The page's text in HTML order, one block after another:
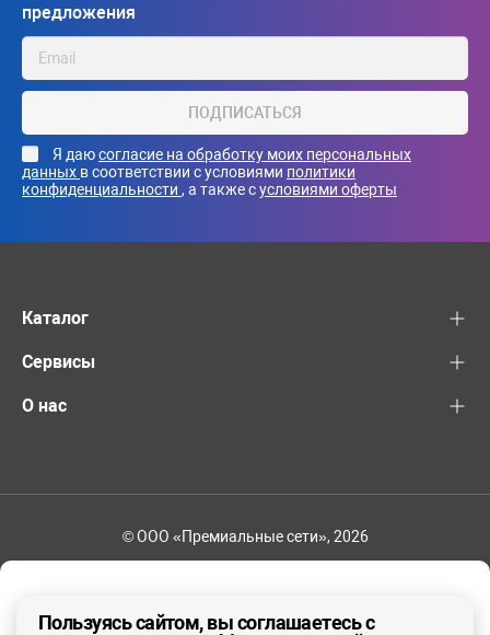
предложения
ПОДПИСАТЬСЯ
Я даюсогласие на обработку моих персональных
данных в соответствии с условиями политики
конфиденциальности , а также сусловиями оферты
Каталог
Сервисы
О нас
© ООО «Премиальные сети», 2026
Пользуясь сайтом, вы соглашаетесь с